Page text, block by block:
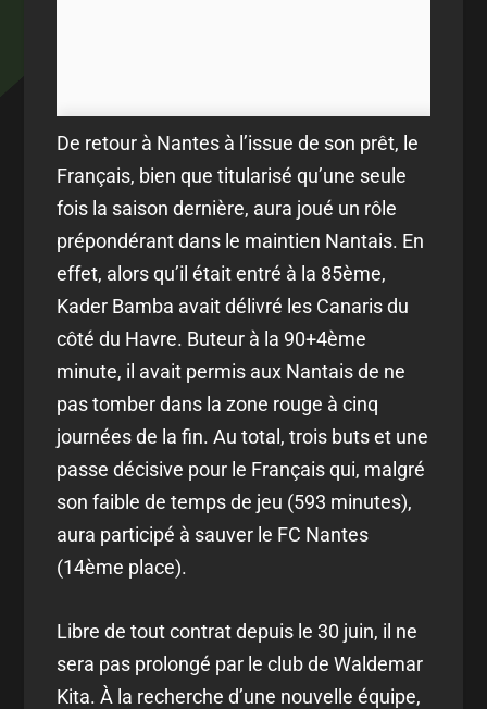
De retour à Nantes à l’issue de son prêt, le
Français, bien que titularisé qu’une seule
fois la saison dernière, aura joué un rôle
prépondérant dans le maintien Nantais. En
effet, alors qu’il était entré à la 85ème,
Kader Bamba avait délivré les Canaris du
côté du Havre. Buteur à la 90+4ème
minute, il avait permis aux Nantais de ne
pas tomber dans la zone rouge à cinq
journées de la fin. Au total, trois buts et une
passe décisive pour le Français qui, malgré
son faible de temps de jeu (593 minutes),
aura participé à sauver le FC Nantes
(14ème place).
Libre de tout contrat depuis le 30 juin, il ne
sera pas prolongé par le club de Waldemar
Kita. À la recherche d’une nouvelle équipe,